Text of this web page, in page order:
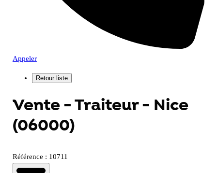
Appeler
Vente - Traiteur - Nice
(06000)
Référence : 10711